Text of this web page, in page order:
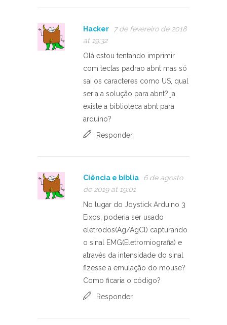
Hacker
7 de fevereiro de 2018
at 19:32
Olá estou tentando imprimir
com teclas padrao abnt mas só
sai os caracteres como US, qual
seria a solução para abnt? ja
existe a biblioteca abnt para
arduino?
Responder
Ciência e bíblia
6 de agosto
de 2019 at 19:01
No lugar do Joystick Arduino 3
Eixos, poderia ser usado
eletrodos(Ag/AgCl) capturando
o sinal EMG(Eletromiografia) e
através da intensidade do sinal
fizesse a emulação do mouse?
Como ficaria o código?
Responder